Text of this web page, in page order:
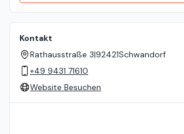
Kontakt
Rathausstraße 3|92421Schwandorf
+49 9431 71610
Website Besuchen